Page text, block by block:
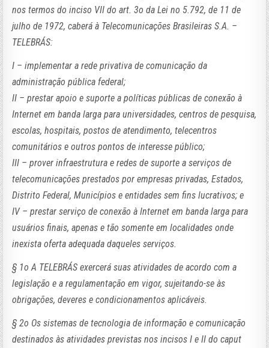
nos termos do inciso VII do art. 3o da Lei no 5.792, de 11 de
julho de 1972, caberá à Telecomunicações Brasileiras S.A. –
TELEBRÁS:
I – implementar a rede privativa de comunicação da
administração pública federal;
II – prestar apoio e suporte a políticas públicas de conexão à
Internet em banda larga para universidades, centros de pesquisa,
escolas, hospitais, postos de atendimento, telecentros
comunitários e outros pontos de interesse público;
III – prover infraestrutura e redes de suporte a serviços de
telecomunicações prestados por empresas privadas, Estados,
Distrito Federal, Municípios e entidades sem fins lucrativos; e
IV – prestar serviço de conexão à Internet em banda larga para
usuários finais, apenas e tão somente em localidades onde
inexista oferta adequada daqueles serviços.
§ 1o A TELEBRÁS exercerá suas atividades de acordo com a
legislação e a regulamentação em vigor, sujeitando-se às
obrigações, deveres e condicionamentos aplicáveis.
§ 2o Os sistemas de tecnologia de informação e comunicação
destinados às atividades previstas nos incisos I e II do caput